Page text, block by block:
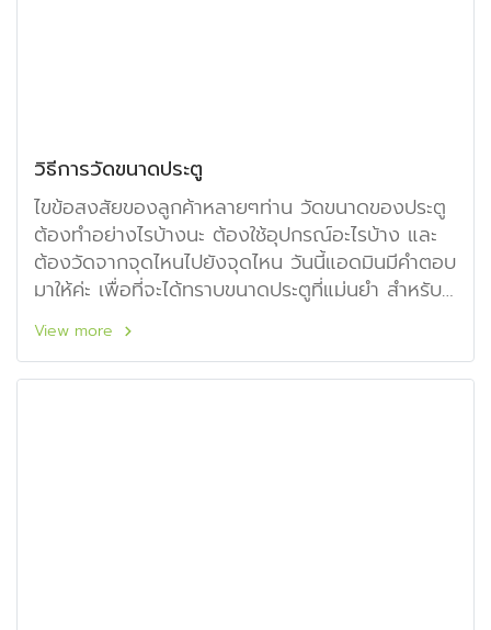
วิธีการวัดขนาดประตู
ไขข้อสงสัยของลูกค้าหลายๆท่าน วัดขนาดของประตู
ต้องทำอย่างไรบ้างนะ ต้องใช้อุปกรณ์อะไรบ้าง และ
ต้องวัดจากจุดไหนไปยังจุดไหน วันนี้แอดมินมีคำตอบ
มาให้ค่ะ เพื่อที่จะได้ทราบขนาดประตูที่แม่นยำ สำหรับ
ขนาดบานประตูมาตรฐานก็จะมีขนาด 70x200
View more